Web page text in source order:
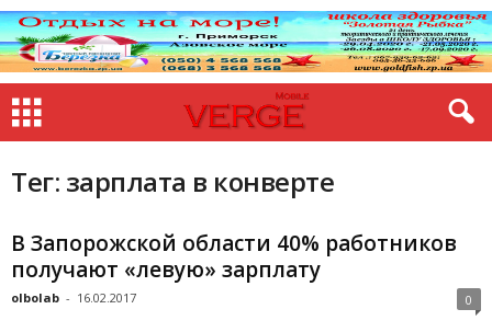
Тег: зарплата в конверте
В Запорожской области 40% работников
получают «левую» зарплату
olbolab - 16.02.2017 0